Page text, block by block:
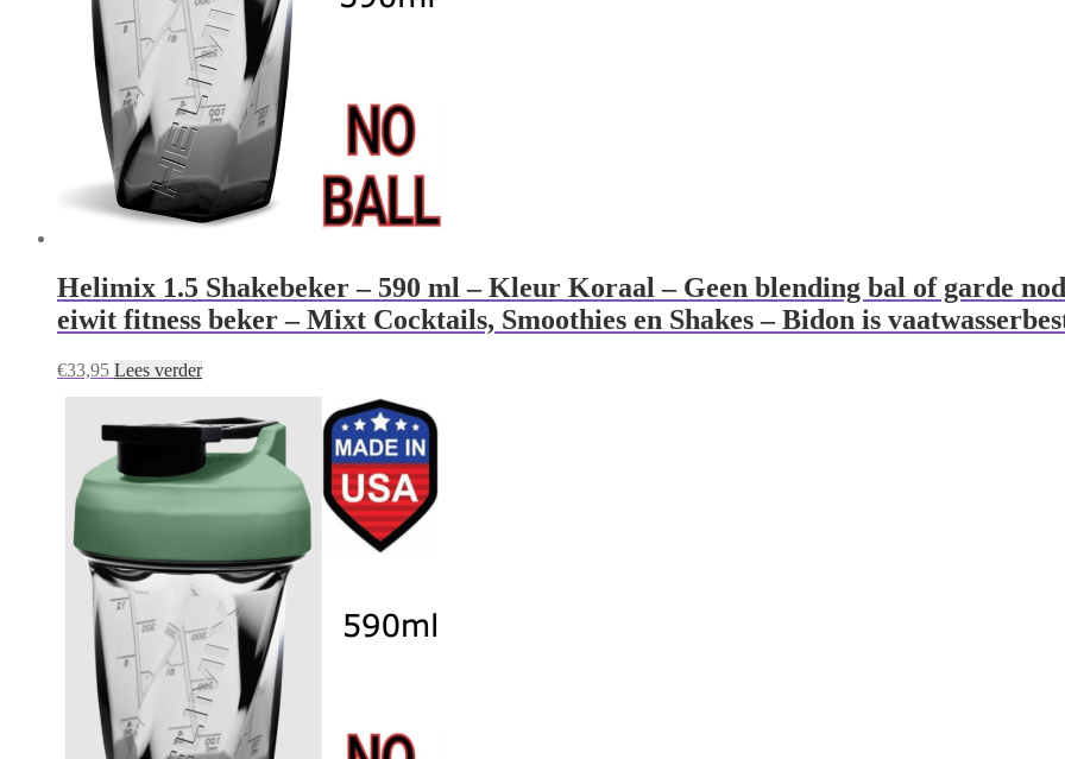
Helimix 1.5 Shakebeker – 590 ml – Kleur Koraal – Geen blending bal of garde
eiwit fitness beker – Mixt Cocktails, Smoothies en Shakes – Bidon is
€33,95 Lees verder